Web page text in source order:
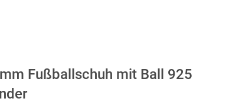
Fußballschuh mit Ball 925